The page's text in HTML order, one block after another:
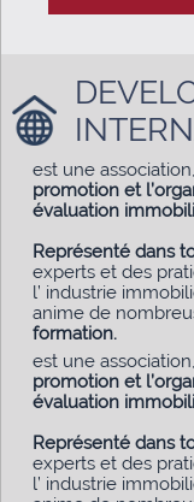
est une
promotion et
évaluation
Représenté dans
experts et des
l’ industrie
anime de
formation.
est une
promotion et
évaluation
Représenté dans
experts et des
l’ industrie